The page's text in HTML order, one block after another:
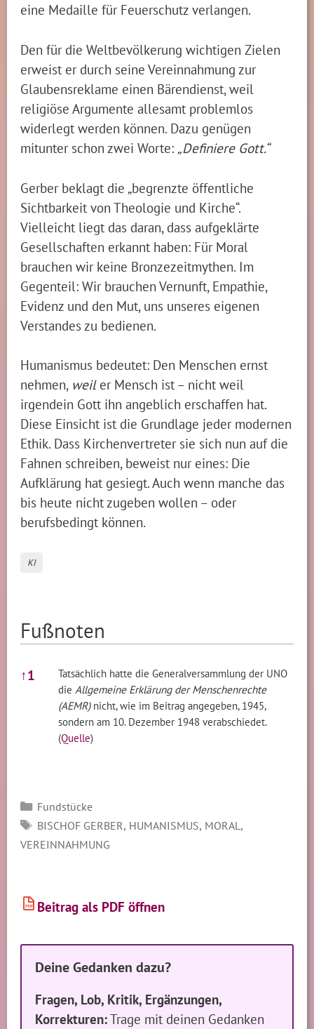
eine Medaille für Feuerschutz verlangen.
Den für die Weltbevölkerung wichtigen Zielen
erweist er durch seine Vereinnahmung zur
Glaubensreklame einen Bärendienst, weil
religiöse Argumente allesamt problemlos
widerlegt werden können. Dazu genügen
mitunter schon zwei Worte: „Definiere Gott.“
Gerber beklagt die „begrenzte öffentliche
Sichtbarkeit von Theologie und Kirche“.
Vielleicht liegt das daran, dass aufgeklärte
Gesellschaften erkannt haben: Für Moral
brauchen wir keine Bronze­zeit­mythen. Im
Gegenteil: Wir brauchen Vernunft, Empathie,
Evidenz und den Mut, uns unseres eigenen
Verstandes zu bedienen.
Humanismus bedeutet: Den Menschen ernst
nehmen, weiler Mensch ist – nicht weil
irgendein Gott ihn angeblich erschaffen hat.
Diese Einsicht ist die Grundlage jeder modernen
Ethik. Dass Kirchenvertreter sie sich nun auf die
Fahnen schreiben, beweist nur eines: Die
Aufklärung hat gesiegt. Auch wenn manche das
bis heute nicht zugeben wollen – oder
berufsbedingt können.
KI
Fußnoten
Fußnoten
↑1
Tatsächlich hatte die Generalversammlung der UNO
die Allgemeine Erklärung der Menschenrechte
(AEMR)nicht, wie im Beitrag angegeben, 1945,
sondern am 10. Dezember 1948 verabschiedet.
(Quelle)
Kategorien
Fundstücke
SCHLAGWÖRTER
BISCHOF GERBER, HUMANISMUS, MORAL,
VEREINNAHMUNG
PDF Beitrag als PDF öffnen
Deine Gedanken dazu?
Fragen, Lob, Kritik, Ergänzungen,
Korrekturen:Trage mit deinen Gedanken